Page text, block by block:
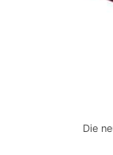
Die